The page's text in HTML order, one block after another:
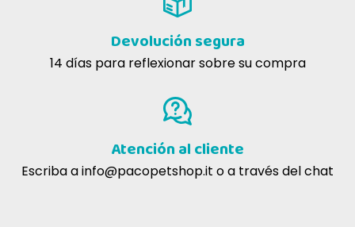
Devolución segura
14 días para reflexionar sobre su compra
Atención al cliente
Escriba ainfo@pacopetshop.it o a través del chat